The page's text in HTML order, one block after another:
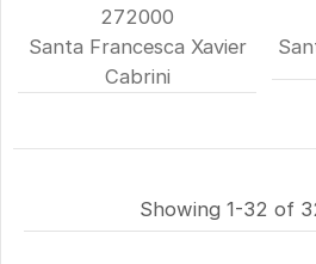
272000
Santa Francesca Xavier
Cabrini
Showing 1-32 of